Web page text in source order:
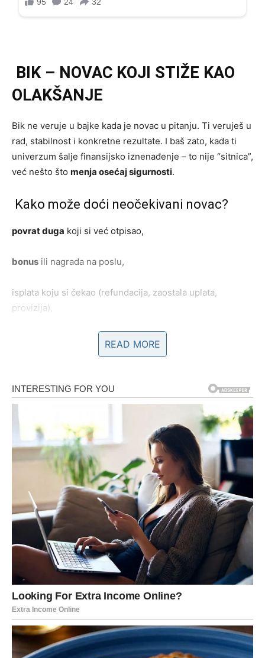
BIK – NOVAC KOJI STIŽE KAO
OLAKŠANJE
Bik ne veruje u bajke kada je novac u pitanju. Ti veruješ u
rad, stabilnost i konkretne rezultate. I baš zato, kada ti
univerzum šalje finansijsko iznenađenje – to nije “sitnica”,
već nešto što menja osećaj sigurnosti.
Kako može doći neočekivani novac?
povrat duga koji si već otpisao,
bonus ili nagrada na poslu,
isplata koju si čekao (refundacija, zaostala uplata,
provizija),
ponuda “usput” – neko ti nudi dodatni posao ili saradnju,
prilika da zaradiš kroz nešto što već znaš i umeš, samo
Šta je karmička poruka za Bika?
Ti si predugo nosio brigu u sebi. Previše si se ponašao
kao da moraš sve sam. Prvi dani marta ti poručuju:
“Ne moraš više da stežeš srce svaki put kad stigne
račun.”
Savet
Ako ti se pojavi prilika, nemoj da je odbiješ iz straha da je
“previše dobro da bi bilo istinito”. Bik često sumnja kad
mu krene. A sada je poenta da
DEVICA – FINANSIJSKA
READ MORE